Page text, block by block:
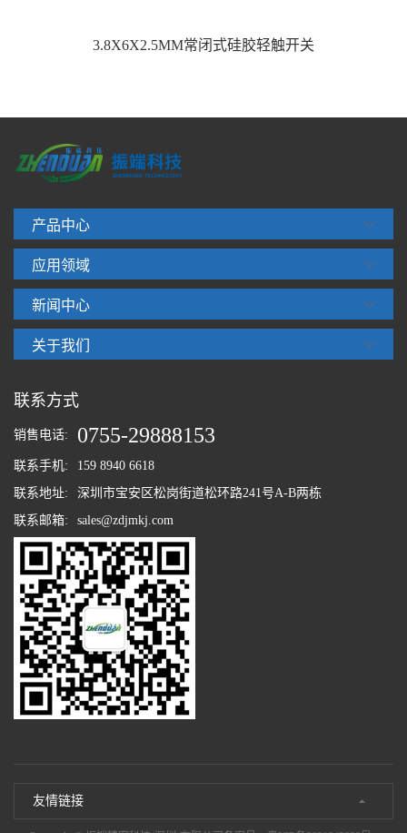
3.8X6X2.5MM常闭式硅胶轻触开关
产品中心
应用领域
新闻中心
关于我们
联系方式
销售电话: 0755-29888153
联系手机:
159 8940 6618
联系地址:
深圳市宝安区松岗街道松环路241号A-B两栋
联系邮箱:
sales@zdjmkj.com
友情链接